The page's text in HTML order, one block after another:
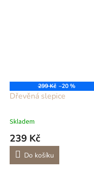
299 Kč –20 %
Dřevěná slepice
Skladem
239 Kč
Do košíku